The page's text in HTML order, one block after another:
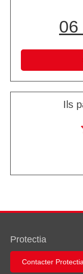
06
Ils
Protectia
Contacter Protectia